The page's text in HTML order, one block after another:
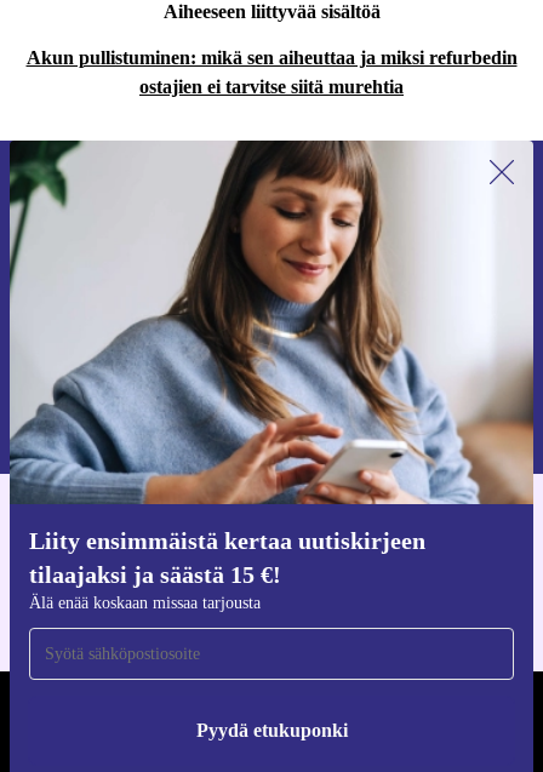
Aiheeseen liittyvää sisältöä
Akun pullistuminen: mikä sen aiheuttaa ja miksi refurbedin
ostajien ei tarvitse siitä murehtia
Liity ensimmäistä kertaa uutiskirjeen
tilaajaksi ja säästä 15 €!
Älä enää koskaan missaa tarjousta
Pyydä etukuponki
Liity ensimmäistä kertaa uutiskirjeen
tilaajaksi ja säästä 15 €!
Älä missaa enää yhtäkään tarjousta.
Pyydä etukuponki
Lisätietoja henkilötietojen käytöstä löydättietosuojaselosteestamme.
iOS:lle ja Androidille